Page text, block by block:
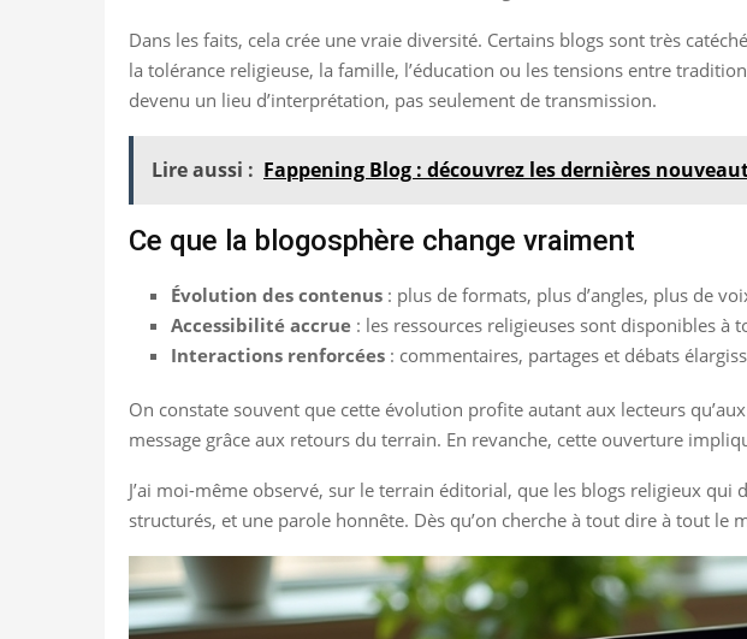
Dans les faits, cela crée une vraie diversité. Certains blogs sont très
la tolérance religieuse, la famille, l’éducation ou les tensions entre
devenu un lieu d’interprétation, pas seulement de transmission.
Lire aussi : Fappening Blog : découvrez les dernières
Ce que la blogosphère change vraiment
Évolution des contenus : plus de formats, plus d’angles, plus de
Accessibilité accrue : les ressources religieuses sont disponibles à
Interactions renforcées : commentaires, partages et débats
On constate souvent que cette évolution profite autant aux lecteurs
message grâce aux retours du terrain. En revanche, cette ouverture
J’ai moi-même observé, sur le terrain éditorial, que les blogs religieux
structurés, et une parole honnête. Dès qu’on cherche à tout dire à tout le